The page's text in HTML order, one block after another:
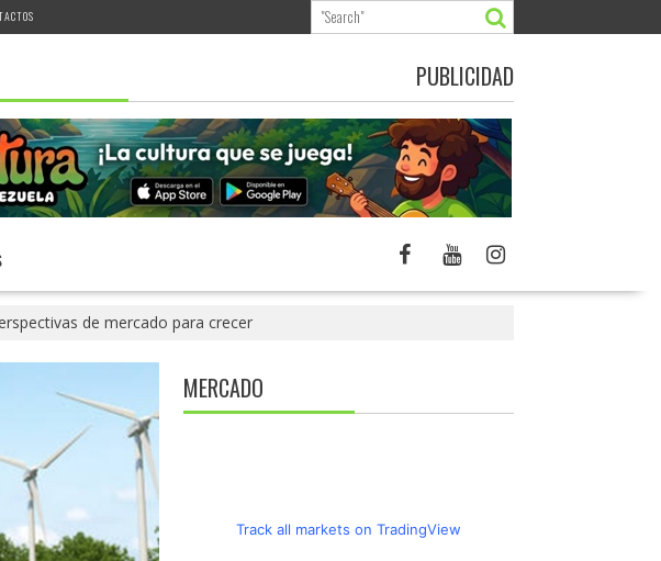
PUBLICIDAD
de mercado para crecer
MERCADO
Track all markets on TradingView